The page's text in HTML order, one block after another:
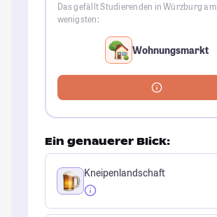
Das gefällt Studierenden in Würzburg am
wenigsten:
Wohnungsmarkt
Ein genauerer Blick:
Kneipenlandschaft